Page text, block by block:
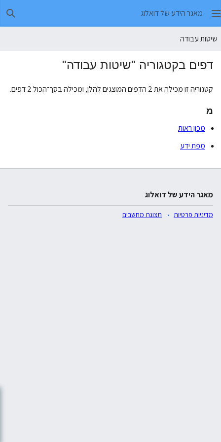
מאגר הידע של דואלוג
שיטות עבודה
דפים בקטגוריה "שיטות עבודה"
קטגוריה זו מכילה את 2 הדפים המוצגים להלן, ומכילה בסך־הכול 2 דפים.
מ
מכון ראות
מפת ידע
מאגר הידע של דואלוג
מדיניות פרטיות תצוגת מחשבים